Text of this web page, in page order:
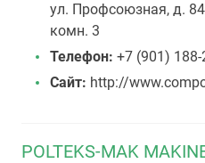
ул. Профсоюзная, д.
комн. 3
Телефон: +7 (901)
Сайт: http://
POLTEKS-MAK